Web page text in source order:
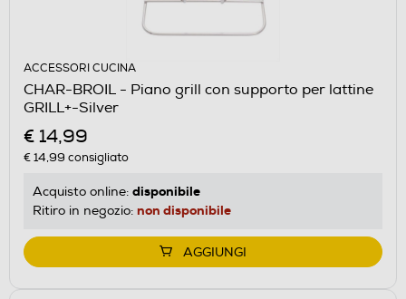
ACCESSORI CUCINA
CHAR-BROIL - Piano grill con supporto per lattine
GRILL+-Silver
€ 14,99
€ 14,99 consigliato
Acquisto online: disponibile
Ritiro in negozio: non disponibile
AGGIUNGI